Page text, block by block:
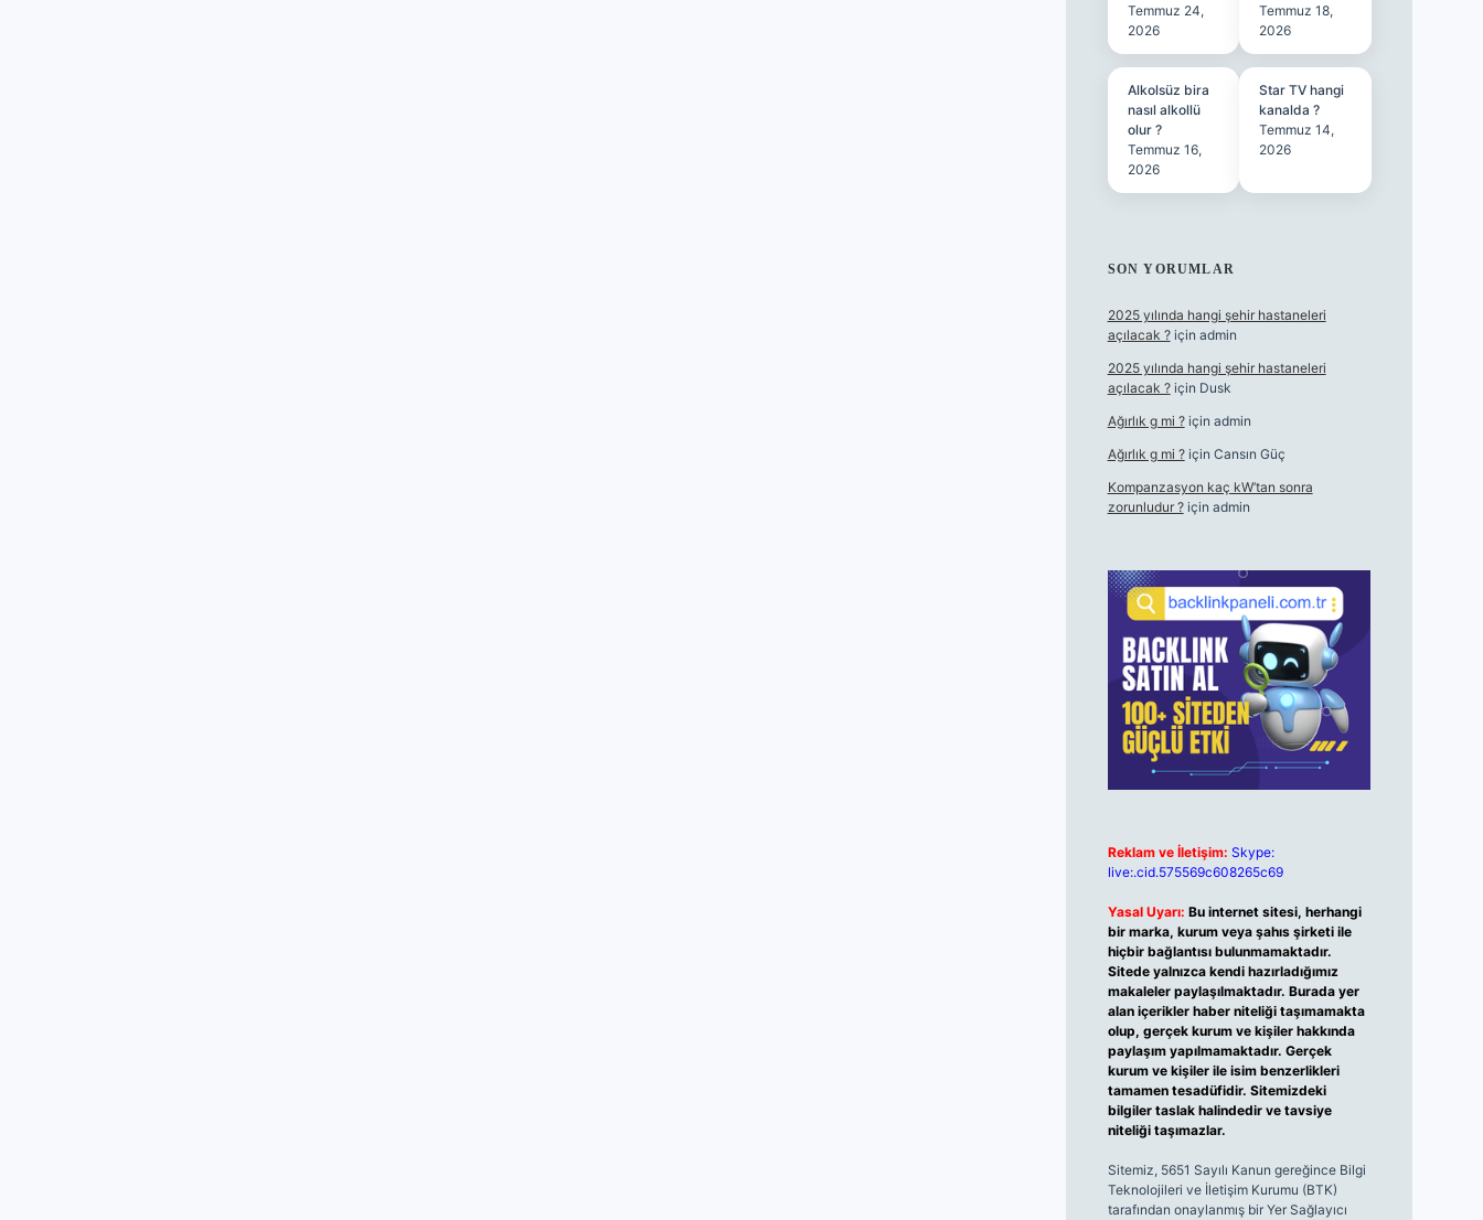
Temmuz 24,
2026
Temmuz 18,
2026
Alkolsüz bira
nasıl alkollü
olur ?
Temmuz 16,
2026
Star TV hangi
kanalda ?
Temmuz 14,
2026
SON YORUMLAR
2025 yılında hangi şehir hastaneleri
açılacak ?için admin
2025 yılında hangi şehir hastaneleri
açılacak ?için Dusk
Ağırlık g mi ?için admin
Ağırlık g mi ?için Cansın Güç
Kompanzasyon kaç kW’tan sonra
zorunludur ?için admin
Reklam ve İletişim: Skype:
live:.cid.575569c608265c69
Yasal Uyarı: Bu internet sitesi, herhangi
bir marka, kurum veya şahıs şirketi ile
hiçbir bağlantısı bulunmamaktadır.
Sitede yalnızca kendi hazırladığımız
makaleler paylaşılmaktadır. Burada yer
alan içerikler haber niteliği taşımamakta
olup, gerçek kurum ve kişiler hakkında
paylaşım yapılmamaktadır. Gerçek
kurum ve kişiler ile isim benzerlikleri
tamamen tesadüfidir. Sitemizdeki
bilgiler taslak halindedir ve tavsiye
niteliği taşımazlar.
Sitemiz, 5651 Sayılı Kanun gereğince Bilgi
Teknolojileri ve İletişim Kurumu (BTK)
tarafından onaylanmış bir Yer Sağlayıcı